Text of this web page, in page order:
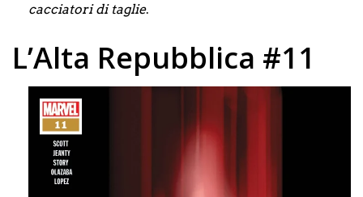
cacciatori di taglie.
L’Alta Repubblica #11